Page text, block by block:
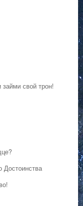
свой трон!
Достоинства